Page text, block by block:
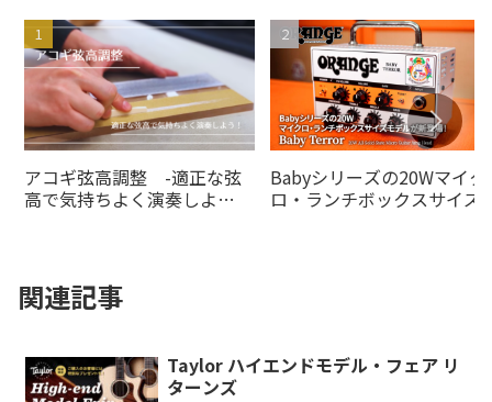
アコギ弦高調整 -適正な弦
高で気持ちよく演奏しよ
Babyシリーズの20Wマイク
ロ・ランチボックスサイズ
関連記事
Taylor ハイエンドモデル・フェア リ
ターンズ